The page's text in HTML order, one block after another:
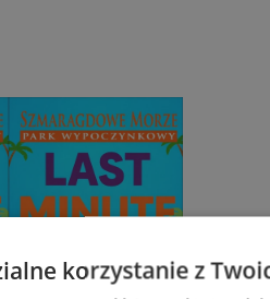
korzystanie z